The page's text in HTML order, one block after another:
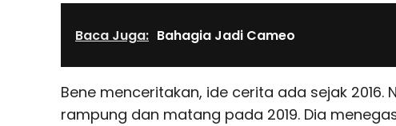
Baca Juga: Bahagia Jadi Cameo
Bene menceritakan, ide cerita ada sejak 2016.
rampung dan matang pada 2019. Dia